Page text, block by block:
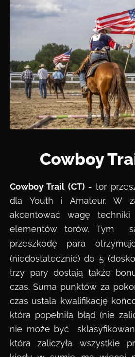
Cowboy
Cowboy Trail (CT) - tor
dla Youth i Amateur. W
akcentować wagę
elementów torów. Tym
przeszkodę para
(niedostatecznie) do 5
trzy pary dostają także
czas. Suma punktów za
czas ustala kwalifikację
która popełniła błąd (nie
nie może być
która zaliczyła wszystkie